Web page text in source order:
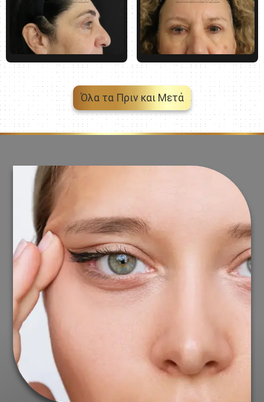
Όλα τα Πριν και Μετά